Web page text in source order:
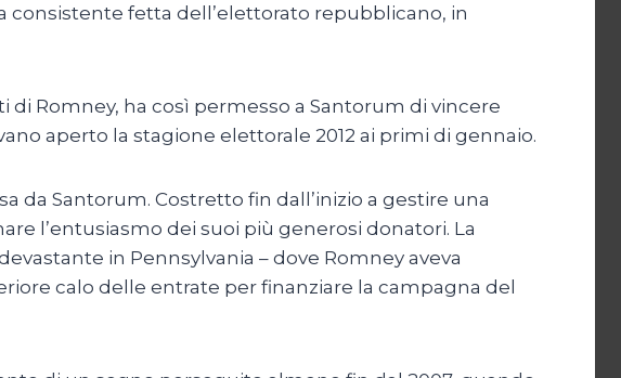
consistente fetta dell’elettorato repubblicano, in
Romney, ha così permesso a Santorum di vincere
aperto la stagione elettorale 2012 ai primi di gennaio.
da Santorum. Costretto fin dall’inizio a gestire una
l’entusiasmo dei suoi più generosi donatori. La
in Pennsylvania – dove Romney aveva
calo delle entrate per finanziare la campagna del